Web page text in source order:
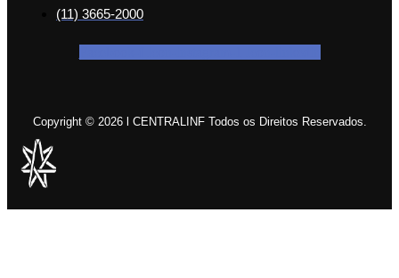
(11) 3665-2000
Copyright © 2026 l CENTRALINF Todos os Direitos Reservados.